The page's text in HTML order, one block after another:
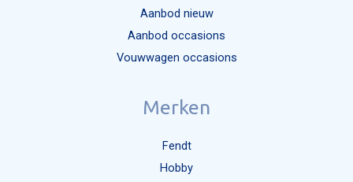
Aanbod nieuw
Aanbod occasions
Vouwwagen occasions
Merken
Fendt
Hobby